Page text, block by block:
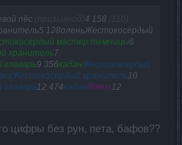
пёс 4 158
128оленьЖестокосердый
мастер темницы6
хранитель7
9 356кабанЖестокосердый
хранитель 10
12 474кабанЯдвиг 12
цифры без рун, пета, бафов??